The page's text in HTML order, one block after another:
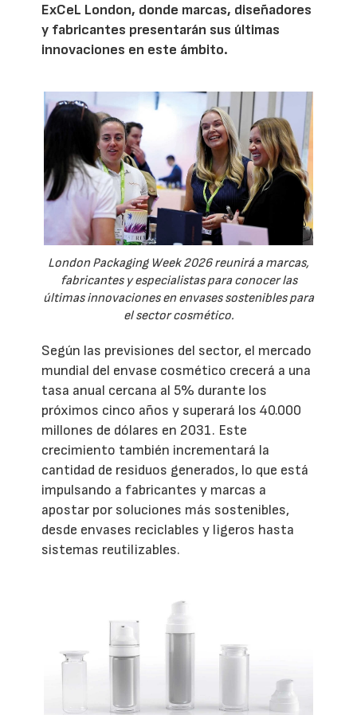
ExCeL London, donde marcas, diseñadores
y fabricantes presentarán sus últimas
innovaciones en este ámbito.
London Packaging Week 2026 reunirá a marcas,
fabricantes y especialistas para conocer las
últimas innovaciones en envases sostenibles para
el sector cosmético.
Según las previsiones del sector, el mercado
mundial del envase cosmético crecerá a una
tasa anual cercana al 5% durante los
próximos cinco años y superará los 40.000
millones de dólares en 2031. Este
crecimiento también incrementará la
cantidad de residuos generados, lo que está
impulsando a fabricantes y marcas a
apostar por soluciones más sostenibles,
desde envases reciclables y ligeros hasta
sistemas reutilizables.